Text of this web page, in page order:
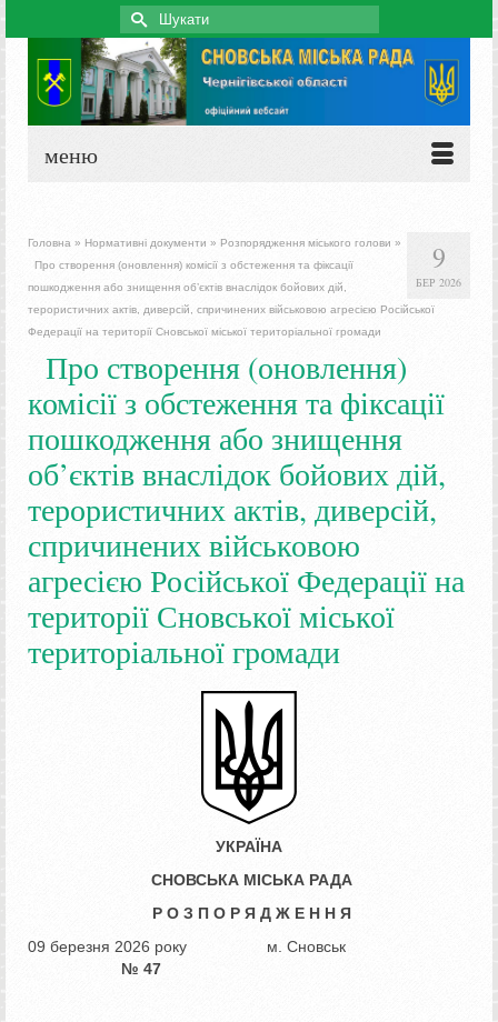
Search
for:
меню
9
БЕР 2026
Головна » Нормативні документи » Розпорядження міського голови »
Про створення (оновлення) комісії з обстеження та фіксації
пошкодження або знищення об’єктів внаслідок бойових дій,
терористичних актів, диверсій, спричинених військовою агресією Російської
Федерації на території Сновської міської територіальної громади
Про створення (оновлення)
комісії з обстеження та фіксації
пошкодження або знищення
об’єктів внаслідок бойових дій,
терористичних актів, диверсій,
спричинених військовою
агресією Російської Федерації на
території Сновської міської
територіальної громади
УКРАЇНА
СНОВСЬКА МІСЬКА РАДА
Р О З П О Р Я Д Ж Е Н Н Я
09 березня 2026 року м. Сновськ
№ 47